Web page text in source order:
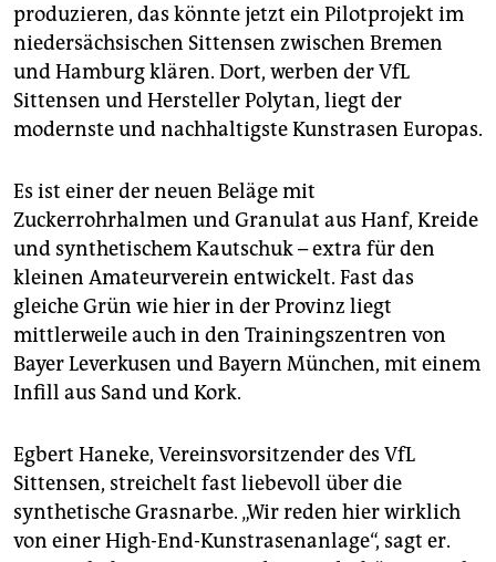
produzieren, das könnte jetzt ein Pilotprojekt im
niedersächsischen Sittensen zwischen Bremen
und Hamburg klären. Dort, werben der VfL
Sittensen und Hersteller Polytan, liegt der
modernste und nachhaltigste Kunst­rasen Europas.
Es ist einer der neuen Beläge mit
Zuckerrohrhalmen und Granulat aus Hanf, Kreide
und synthetischem Kautschuk – extra für den
kleinen Amateurverein entwickelt. Fast das
gleiche Grün wie hier in der Provinz liegt
mittlerweile auch in den Trainingszentren von
Bayer Leverkusen und Bayern München, mit einem
Infill aus Sand und Kork.
Egbert Haneke, Vereinsvorsitzender des VfL
Sittensen, streichelt fast liebevoll über die
synthetische Grasnarbe. „Wir reden hier wirklich
von einer High-End-Kunstrasenanlage“, sagt er.